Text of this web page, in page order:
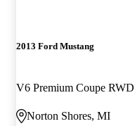
2013 Ford Mustang
V6 Premium Coupe RWD
Norton Shores, MI